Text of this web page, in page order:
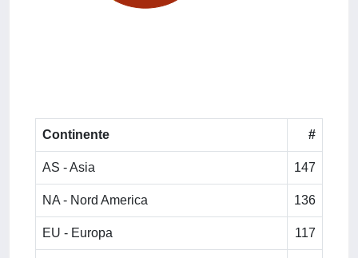
Continente #
AS - Asia 147
NA - Nord America 136
EU - Europa 117